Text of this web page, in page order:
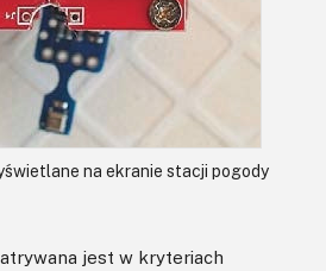
na ekranie stacji pogody
jest w kryteriach